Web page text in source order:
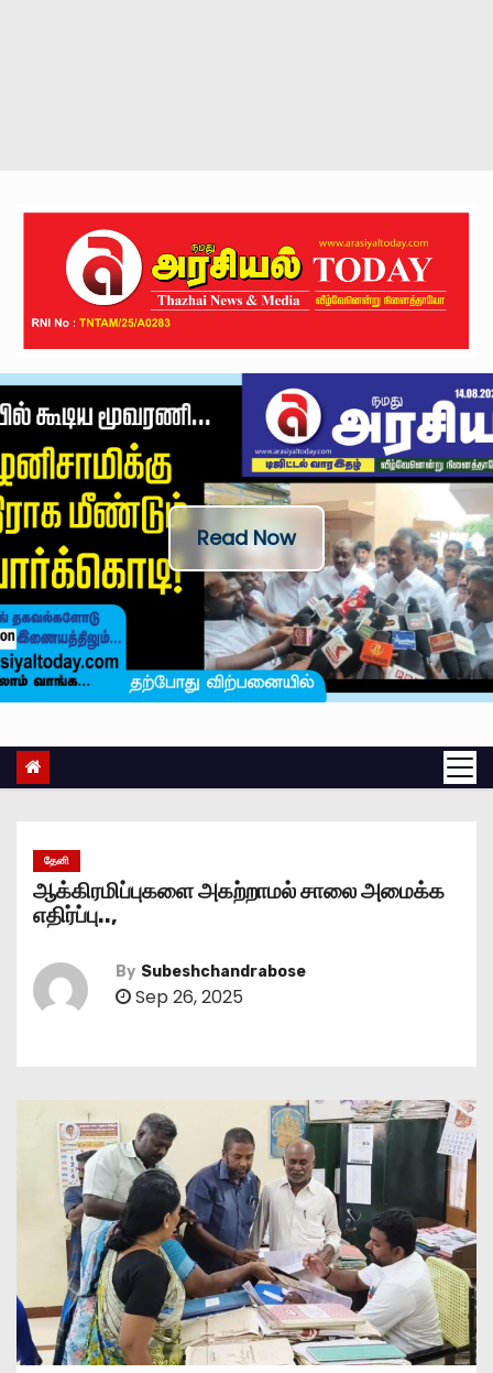
Read Now
தேனி
ஆக்கிரமிப்புகளை அகற்றாமல் சாலை அமைக்க
எதிர்ப்பு..,
By Subeshchandrabose
Sep 26, 2025